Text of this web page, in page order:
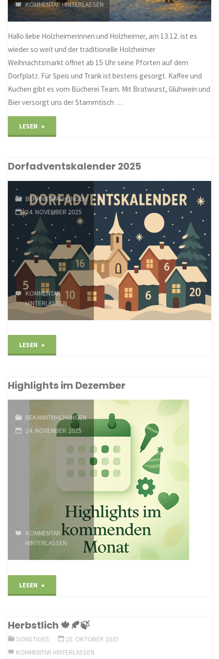
KOMMENTAR HINTERLASSEN
Hallo liebe Holzheimerinnen und Holzheimer, am 13.12. ist es
wieder so weit und der traditionelle Holzheimer
Weihnachtsmarkt öffnet ab 15 Uhr seine Pforten auf dem
Dorfplatz. Für Speis und Trank ist bestens gesorgt. Kaffee und
Kuchen gibt es vom Bücherei Team. Mit Bratwurst, Glühwein und
Bier versorgt uns der Stammtisch …
LESEN
Dorfadventskalender 2025
BEKANNTMACHUNGEN
24. NOVEMBER 2025
KOMMENTAR
HINTERLASSEN
LESEN
Highlights im Dezember
BEKANNTMACHUNGEN
24. NOVEMBER 2025
KOMMENTAR
HINTERLASSEN
LESEN
Dezember"
Herbstlich 🍁🍂🍃
SONSTIGES
25. OKTOBER 2025
KOMMENTAR HINTERLASSEN